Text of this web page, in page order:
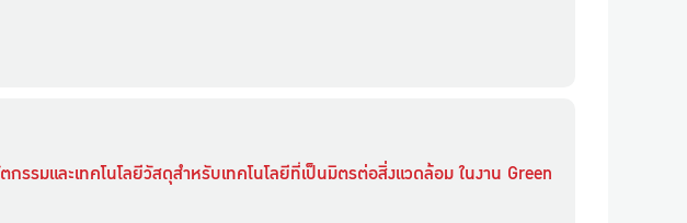
รมและเทคโนโลยีวัสดุสำหรับเทคโนโลยีที่เป็นมิตรต่อสิ่งแวดล้อม ในงาน Green